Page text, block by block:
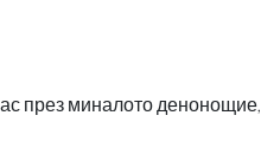
през миналото денонощие,